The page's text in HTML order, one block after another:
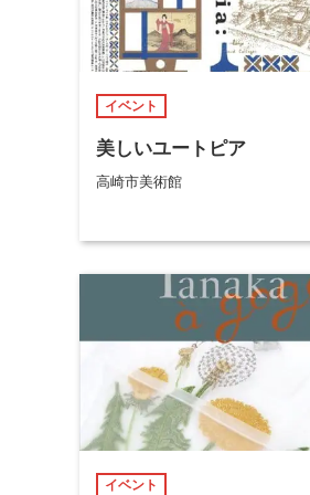
イベント
美しいユートピア
高崎市美術館
イベント